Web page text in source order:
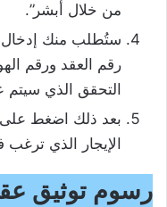
من خلال أبشر”.
ستُطلب منك إدخال
رقم العقد ورقم
التحقق الذي
بعد ذلك اضغط
الإيجار الذي
رسوم توثيق